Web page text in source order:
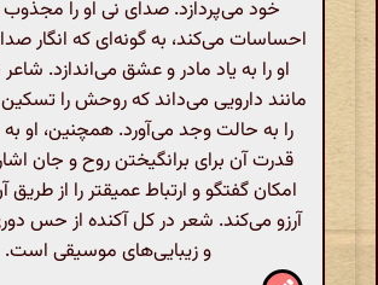
خود می‌پردازد. صدای نی او را
احساسات می‌کند، به گونه‌ای که انگار
او را به یاد مادر و عشق می‌اندازد. شاعر
مانند دارویی می‌داند که روحش را
را به حالت وجد می‌آورد. همچنین، او
قدرت آن برای برانگیختن روح و جان
امکان گفتگو و ارتباط عمیقتر را از
و زیبایی‌های موسیقی است.